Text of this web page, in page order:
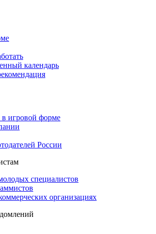
календарь
игровой форме
России
специалистов
организациях